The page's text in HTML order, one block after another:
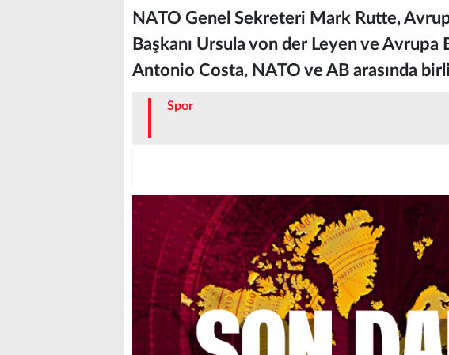
NATO Genel Sekreteri Mark Rutte,
Başkanı Ursula von der Leyen ve Avrupa
Antonio Costa, NATO ve AB arasında
Spor